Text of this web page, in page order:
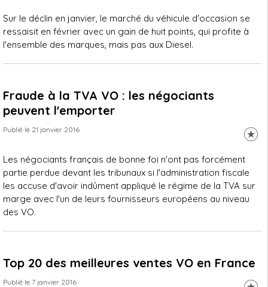
Sur le déclin en janvier, le marché du véhicule d'occasion se
ressaisit en février avec un gain de huit points, qui profite à
l'ensemble des marques, mais pas aux Diesel.
Fraude à la TVA VO : les négociants
peuvent l'emporter
Publié le 21 janvier 2016
Les négociants français de bonne foi n'ont pas forcément
partie perdue devant les tribunaux si l'administration fiscale
les accuse d'avoir indûment appliqué le régime de la TVA sur
marge avec l'un de leurs fournisseurs européens au niveau
des VO.
Top 20 des meilleures ventes VO en France
Publié le 7 janvier 2016